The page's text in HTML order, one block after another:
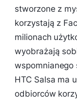
stworzone z
korzystają z
milionach
wyobrażają
wspomnianego
HTC Salsa ma
odbiorców